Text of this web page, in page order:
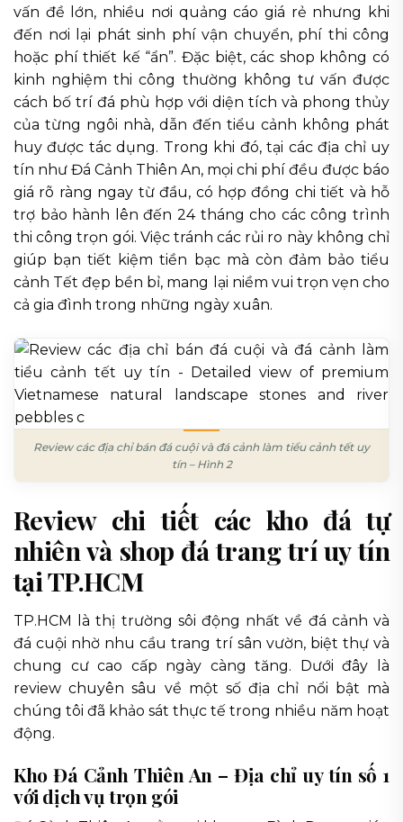
vấn đề lớn, nhiều nơi quảng cáo giá rẻ nhưng khi
đến nơi lại phát sinh phí vận chuyển, phí thi công
hoặc phí thiết kế “ẩn”. Đặc biệt, các shop không có
kinh nghiệm thi công thường không tư vấn được
cách bố trí đá phù hợp với diện tích và phong thủy
của từng ngôi nhà, dẫn đến tiểu cảnh không phát
huy được tác dụng. Trong khi đó, tại các địa chỉ uy
tín như Đá Cảnh Thiên An, mọi chi phí đều được báo
giá rõ ràng ngay từ đầu, có hợp đồng chi tiết và hỗ
trợ bảo hành lên đến 24 tháng cho các công trình
thi công trọn gói. Việc tránh các rủi ro này không chỉ
giúp bạn tiết kiệm tiền bạc mà còn đảm bảo tiểu
cảnh Tết đẹp bền bỉ, mang lại niềm vui trọn vẹn cho
cả gia đình trong những ngày xuân.
Review các địa chỉ bán đá cuội và đá cảnh làm tiểu cảnh tết uy
tín – Hình 2
Review chi tiết các kho đá tự
nhiên và shop đá trang trí uy tín
tại TP.HCM
TP.HCM là thị trường sôi động nhất về đá cảnh và
đá cuội nhờ nhu cầu trang trí sân vườn, biệt thự và
chung cư cao cấp ngày càng tăng. Dưới đây là
review chuyên sâu về một số địa chỉ nổi bật mà
chúng tôi đã khảo sát thực tế trong nhiều năm hoạt
động.
Kho Đá Cảnh Thiên An – Địa chỉ uy tín số 1
với dịch vụ trọn gói